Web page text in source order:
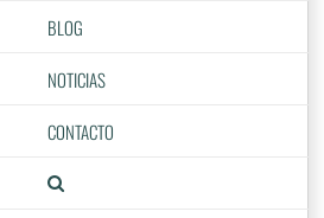
BLOG
NOTICIAS
CONTACTO